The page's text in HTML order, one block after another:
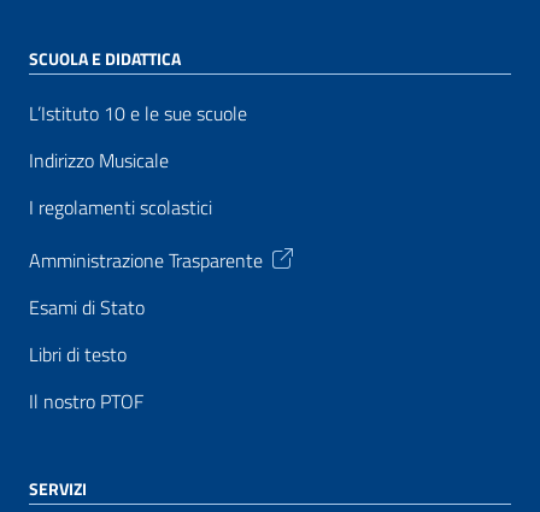
SCUOLA E DIDATTICA
L’Istituto 10 e le sue scuole
Indirizzo Musicale
I regolamenti scolastici
Amministrazione Trasparente
Esami di Stato
Libri di testo
Il nostro PTOF
SERVIZI